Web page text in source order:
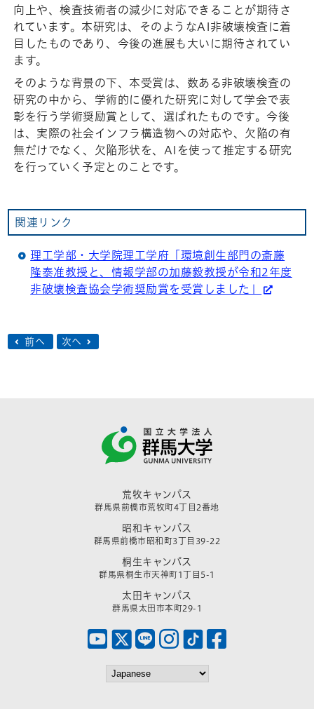
向上や、検査技術者の減少に対応できることが期待さ
れています。本研究は、そのようなAI非破壊検査に着
目したものであり、今後の進展も大いに期待されてい
ます。
そのような背景の下、本受賞は、数ある非破壊検査の
研究の中から、学術的に優れた研究に対して学会で表
彰を行う学術奨励賞として、選ばれたものです。今後
は、実際の社会インフラ構造物への対応や、欠陥の有
無だけでなく、欠陥形状を、AIを使って推定する研究
を行っていく予定とのことです。
関連リンク
理工学部・大学院理工学府「環境創生部門の斎藤
隆泰准教授と、情報学部の加藤毅教授が令和2年度
非破壊検査協会学術奨励賞を受賞しました」
前へ 次へ
荒牧キャンパス
群馬県前橋市荒牧町4丁目2番地
昭和キャンパス
群馬県前橋市昭和町3丁目39-22
桐生キャンパス
群馬県桐生市天神町1丁目5-1
太田キャンパス
群馬県太田市本町29-1